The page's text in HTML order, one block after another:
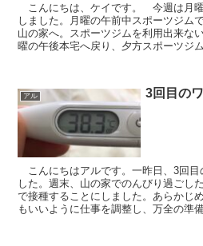
こんにちは、ケイです。 今週は月
しました。月曜の午前中スポーツジム
山の家へ。スポーツジムを利用出来な
曜の午後本宅へ戻り、夕方スポーツジ
アル 3回目の
こんにちはアルです。一昨日、3回目
した。週末、山の家でのんびり過ごし
で接種することにしました。あらかじ
もいいように仕事を調整し、万全の準